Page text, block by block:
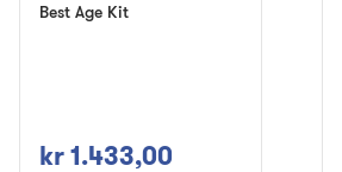
Best Age Kit
kr 1.433,00